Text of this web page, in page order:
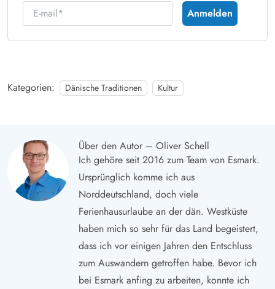
E-mail
Anmelden
Kategorien: Dänische Traditionen Kultur
Über den Autor – Oliver Schell
Ich gehöre seit 2016 zum Team von Esmark.
Ursprünglich komme ich aus
Norddeutschland, doch viele
Ferienhausurlaube an der dän. Westküste
haben mich so sehr für das Land begeistert,
dass ich vor einigen Jahren den Entschluss
zum Auswandern getroffen habe. Bevor ich
bei Esmark anfing zu arbeiten, konnte ich